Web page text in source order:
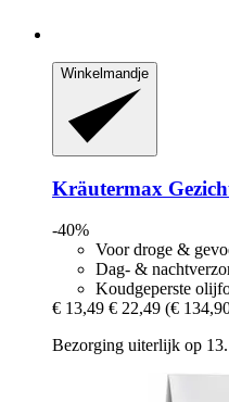
Winkelmandje
Kräutermax
-40%
Voor droge &
Dag- &
Koudgeperste
€ 13,49 € 22,49 (€
Bezorging uiterlijk op 13.